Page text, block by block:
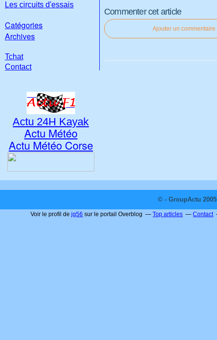
Commenter cet article
Ajouter un commentaire
Les circuits d'essais
Catégories
Archives
Tchat
Contact
Actu 24H Kayak
Actu Météo
Actu Météo Corse
© - GroupActu
Voir le profil dejg56 sur le portail Overblog Top articles Contact